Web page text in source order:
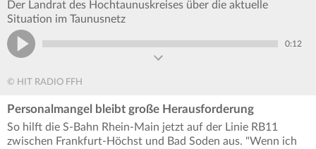
Der Landrat des Hochtaunuskreises über die aktuelle
Situation im Taunusnetz
0:12
© HIT RADIO FFH
Personalmangel bleibt große Herausforderung
So hilft die S-Bahn Rhein-Main jetzt auf der Linie RB11
zwischen Frankfurt-Höchst und Bad Soden aus. "Wenn ich